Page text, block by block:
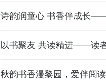
以书聚友 共读精进——读
秋韵书香漫黎园，爱伴阅